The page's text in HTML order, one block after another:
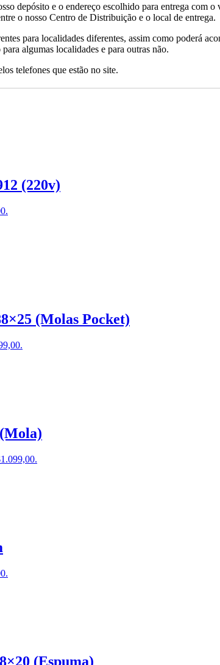
depósito e o endereço escolhido para entrega com
o nosso Centro de Distribuição e o local de entrega.
para localidades diferentes, assim como poderá
algumas localidades e para outras não.
telefones que estão no site.
(220v)
(Molas Pocket)
(Espuma)